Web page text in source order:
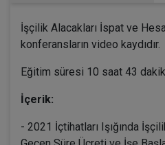
İşçilik Alacakları İspat ve
konferansların video kaydıdır.
Eğitim süresi 10 saat 43
İçerik:
- 2021 İçtihatları Işığında